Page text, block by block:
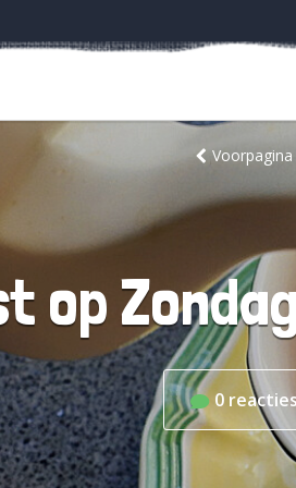
Voorpagina
op
0 reacties